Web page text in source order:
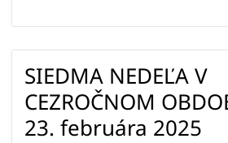
SIEDMA NEDEĽA V
CEZROČNOM
23. februára 2025